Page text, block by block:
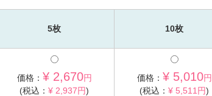
5枚 10枚
価格： ¥ 2,670円
(税込： ¥ 2,937円)
価格： ¥ 5,010円
(税込： ¥ 5,511円)